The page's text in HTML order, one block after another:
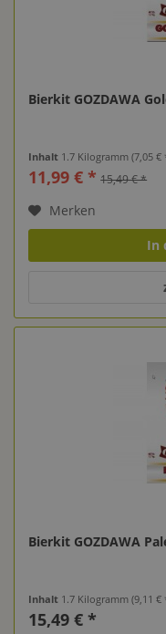
Bierkit GOZDAWA
Inhalt 1.7 Kilogramm(7,05
11,99 € * 15,49 € *
Merken
In
Bierkit GOZDAWA
Inhalt 1.7 Kilogramm(9,11
15,49 € *